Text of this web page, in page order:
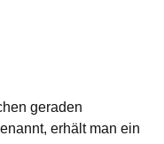
geraden
erhält man ein